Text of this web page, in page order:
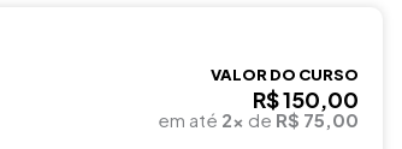
VALOR DO CURSO
R$ 150,00
em até 2x de R$ 75,00